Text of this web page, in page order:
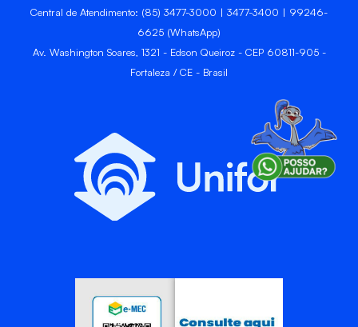
Central de Atendimento: (85) 3477-3000 | 3477-3400 | 99246-
6625 (WhatsApp)
Av. Washington Soares, 1321 - Edson Queiroz - CEP 60811-905 -
Fortaleza / CE - Brasil